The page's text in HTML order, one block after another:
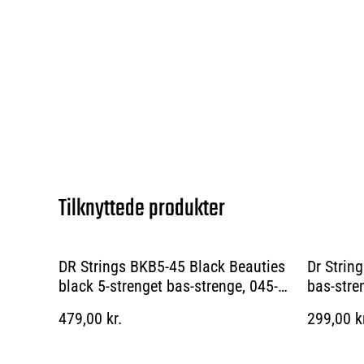
Tilknyttede produkter
DR Strings BKB5-45 Black Beauties
black 5-strenget bas-strenge, 045-
479,00 kr.
Dr
bas-
299,00